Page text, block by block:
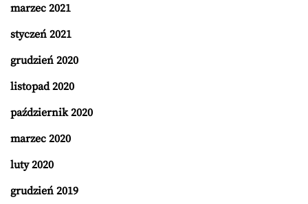
marzec 2021
styczeń 2021
grudzień 2020
listopad 2020
październik 2020
marzec 2020
luty 2020
grudzień 2019